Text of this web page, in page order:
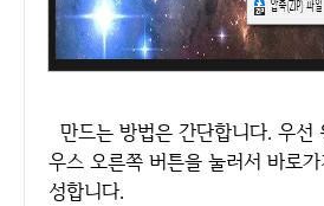
만드는 방법은 간단합니다. 우선 윈도우 화면에서 마
우스 오른쪽 버튼을 눌러서 바로
성합니다.